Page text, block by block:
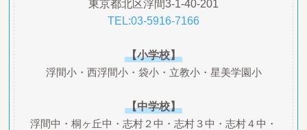
東京都北区浮間3-1-40-201
TEL:03-5916-7166
【小学校】
浮間小・西浮間小・袋小・立教小・星美学園小
【中学校】
浮間中・桐ヶ丘中・志村２中・志村３中・志村４中・